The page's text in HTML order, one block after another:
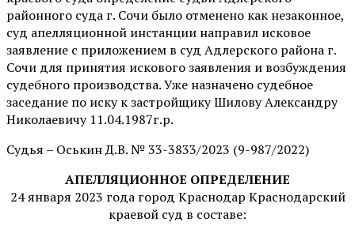
районного суда г. Сочи было отменено как незаконное,
суд апелляционной инстанции направил исковое
заявление с приложением в суд Адлерского района г.
Сочи для принятия искового заявления и возбуждения
судебного производства. Уже назначено судебное
заседание по иску к застройщику Шилову Александру
Николаевичу 11.04.1987г.р.
Судья – Оськин Д.В. № 33-3833/2023 (9-987/2022)
АПЕЛЛЯЦИОННОЕ ОПРЕДЕЛЕНИЕ
24 января 2023 года город Краснодар Краснодарский
краевой суд в составе: